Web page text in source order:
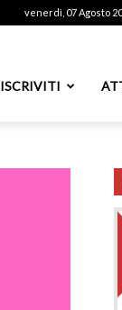
venerdì, 07 Agosto
ISCRIVITI